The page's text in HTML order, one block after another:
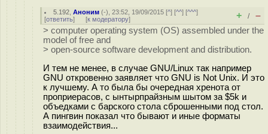
5.192 ,Аноним (-), 23:52, 19/09/2015 [^] [^^] [^^^]
[ответить] [к модератору] + / –
> computer operating system (OS) assembled under the
model of free and
> open-source software development and distribution.
И тем не менее, в случае GNU/Linux так например
GNU откровенно заявляет что GNU is Not Unix. И это
к лучшему. А то была бы очередная хренота от
проприерасов, с ынтырпрайзным шытом за $5k и
объедками с барского стола сброшенными под стол.
А пингвин показал что бывают и иные форматы
взаимодействия...